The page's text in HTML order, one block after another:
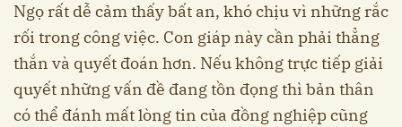
Ngọ rất dễ cảm thấy bất an, khó chịu vì những rắc
rối trong công việc. Con giáp này cần phải thẳng
thắn và quyết đoán hơn. Nếu không trực tiếp giải
quyết những vấn đề đang tồn đọng thì bản thân
có thể đánh mất lòng tin của đồng nghiệp cũng